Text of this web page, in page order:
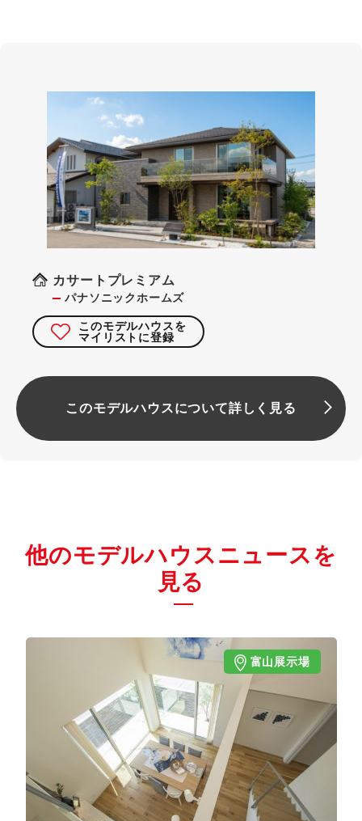
カサートプレミアム
パナソニックホームズ
このモデルハウスを
マイリストに登録
このモデルハウスについて詳しく見る
他のモデルハウスニュースを
見る
富山展示場